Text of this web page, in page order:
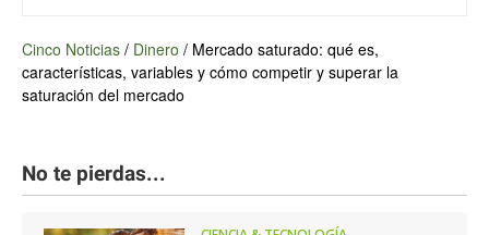
Cinco Noticias / Dinero / Mercado saturado: qué es,
características, variables y cómo competir y superar la
saturación del mercado
No te pierdas...